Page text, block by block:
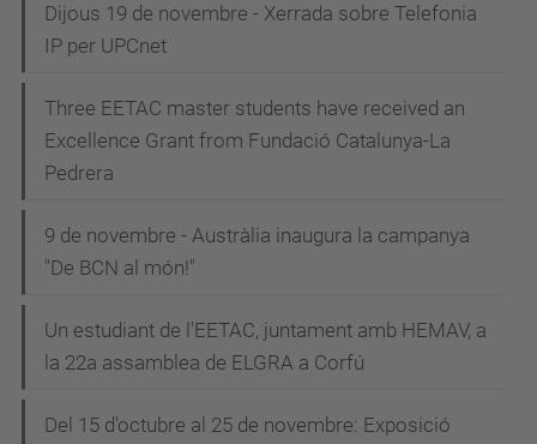
Dijous 19 de novembre - Xerrada sobre Telefonia
IP per UPCnet
Three EETAC master students have received an
Excellence Grant from Fundació Catalunya-La
Pedrera
9 de novembre - Austràlia inaugura la campanya
"De BCN al món!"
Un estudiant de l'EETAC, juntament amb HEMAV, a
la 22a assamblea de ELGRA a Corfú
Del 15 d'octubre al 25 de novembre: Exposició